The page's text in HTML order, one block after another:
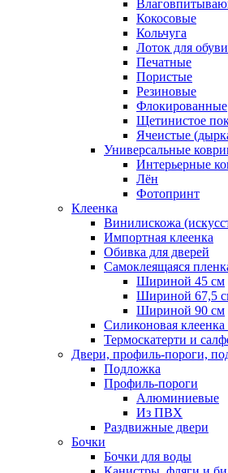
Кокосовые
Кольчуга
Лоток для обуви
Печатные
Пористые
Резиновые
Флокированные
Щетинистое
Ячеистые
Универсальные
Интерьерные
Лён
Фотопринт
Клеенка
Винилискожа
Импортная клеенка
Обивка для дверей
Самоклеящаяся
Шириной 45 см
Шириной 67,5
Шириной 90 см
Силиконовая
Термоскатерти и
Двери, профиль-пороги,
Подложка
Профиль-пороги
Алюминиевые
Из ПВХ
Раздвижные двери
Бочки
Бочки для воды